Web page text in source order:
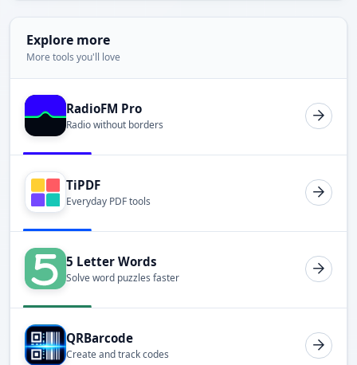
Explore more
More tools you'll love
RadioFM Pro
Radio without borders
TiPDF
Everyday PDF tools
5 Letter Words
Solve word puzzles faster
QRBarcode
Create and track codes